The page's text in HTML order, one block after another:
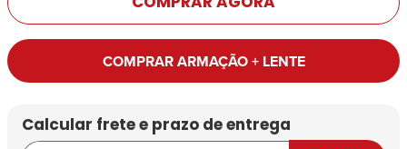
DNZ
Todas
Collection
Totas
Hit
COMPRAR ARMAÇÃO + LENTE